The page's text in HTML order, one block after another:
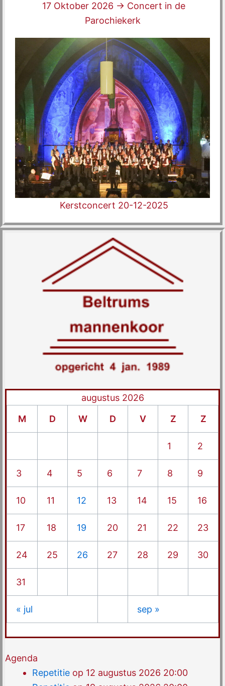
17 Oktober 2026 -> Concert in de
Parochiekerk
Kerstconcert 20-12-2025
augustus 2026
M
D W D V Z Z
1 2
3 4 5 6 7 8 9
10 11 12 13 14 15 16
17 18 19 20 21 22 23
24 25 26 27 28 29 30
31
« jul sep »
Agenda
Repetitie op 12 augustus 2026 20:00